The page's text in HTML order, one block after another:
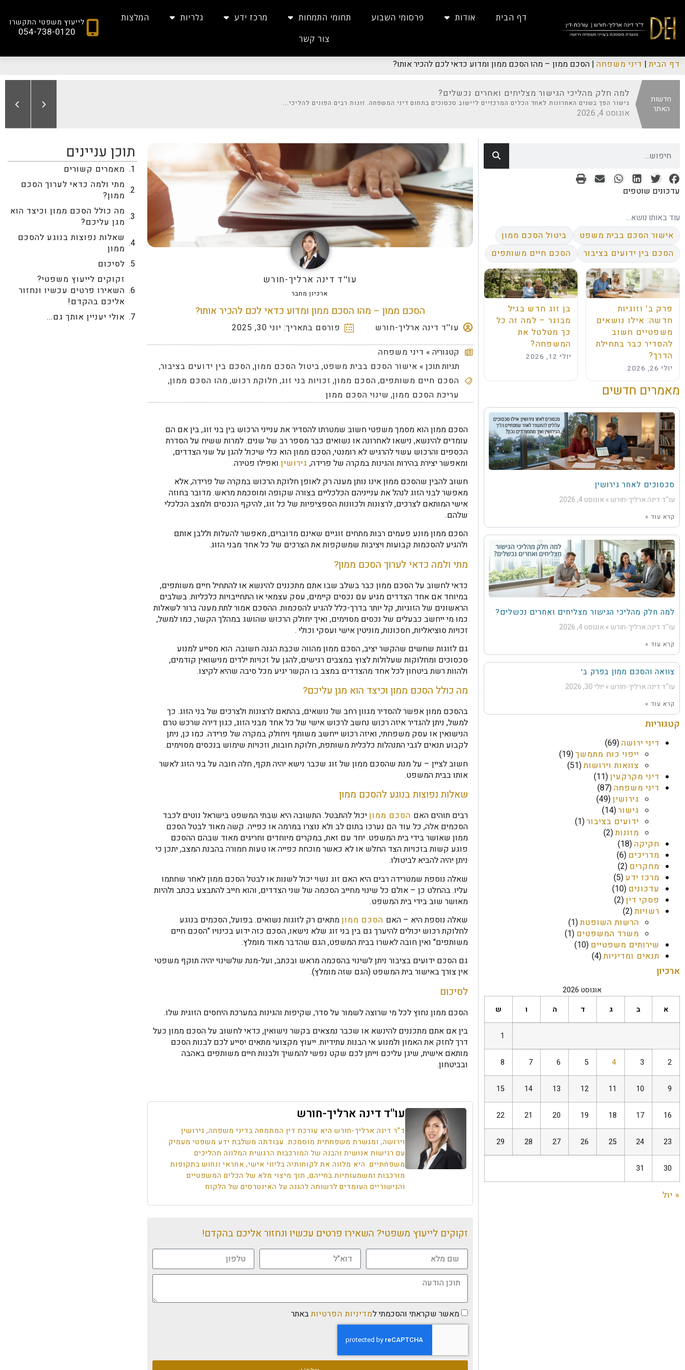
דף הבית אודות פרסומי השבוע תחומי התמחות מרכז ידע גלריות
המלצות
צור קשר
לייעוץ משפטי התקשרו
054-738-0120
דף הבית | דיני משפחה | הסכם ממון – מהו הסכם ממון ומדוע כדאי לכם להכיר אותו?
חדשות
האתר
למה חלק מהליכי הגישור מצליחים ואחרים נכשלים?
גישור הפך בשנים האחרונות לאחד הכלים המרכזיים ליישוב סכסוכים בתחום דיני המשפחה. זוגות רבים הפונים להליכי...
אוגוסט 4, 2026
עדכונים שוטפים
עוד באותו נושא…
אישור הסכם בבית משפט
ביטול הסכם ממון
הסכם בין ידועים בציבור
הסכם חיים משותפים
פרק ב' וזוגיות
חדשה: אילו נושאים
משפטיים חשוב
להסדיר כבר בתחילת
הדרך?
יולי 26, 2026
בן זוג חדש בגיל
מבוגר – למה זה כל
כך מטלטל את
המשפחה?
יולי 12, 2026
מאמרים חדשים
סכסוכים לאחר גירושין
עו''ד דינה ארליך-חורש אוגוסט 4, 2026
קרא עוד »
למה חלק מהליכי הגישור מצליחים ואחרים נכשלים?
עו''ד דינה ארליך-חורש אוגוסט 4, 2026
קרא עוד »
צוואה והסכם ממון בפרק ב׳
עו''ד דינה ארליך-חורש יולי 30, 2026
קרא עוד »
קטגוריות
דיני ירושה(69)
ייפוי כוח מתמשך(19)
צוואות וירושות(51)
דיני מקרקעין(11)
דיני משפחה(87)
גירושין(49)
גישור(14)
ידועים בציבור(1)
מזונות(2)
חקיקה(18)
מדריכים (6)
מחקרים (2)
מרכז ידע (5)
עדכונים (10)
פסקי דין(2)
רשויות(2)
הרשות השופטת(1)
משרד המשפטים (1)
שירותים משפטיים (10)
תנאים ומדיניות(4)
ארכיון
אוגוסט 2026
א
ב ג ד ה ו ש
1
2
3
4
5
6
7
8
9
10
11
12
13
14
15
16
17
18
19
20
21
22
23
24
25
26
27
28
29
30
31
« יול
עו''ד דינה ארליך-חורש
ארכיון מחבר
הסכם ממון – מהו הסכם ממון ומדוע כדאי לכם להכיר אותו?
עו''ד דינה ארליך-חורש פורסם בתאריך: יוני 30, 2025
קטגוריה » דיני משפחה
תגיות תוכן » אישור הסכם בבית משפט, ביטול הסכם ממון, הסכם בין ידועים בציבור,
הסכם חיים משותפים, הסכם ממון, זכויות בני זוג, חלוקת רכוש, מהו הסכם ממון,
עריכת הסכם ממון, שינוי הסכם ממון
הסכם ממון הוא מסמך משפטי חשוב שמטרתו להסדיר את ענייני הרכוש בין בני זוג, בין אם הם
עומדים להינשא, נישאו לאחרונה או נשואים כבר מספר רב של שנים. למרות ששיח על הסדרת
הכספים והרכוש עשוי להרגיש לא רומנטי, הסכם ממון הוא כלי שיכול להגן על שני הצדדים,
ומאפשר יצירת בהירות והגינות במקרה של פרידה, גירושיןואפילו פטירה.
חשוב להבין שהסכם ממון אינו נותן מענה רק לאופן חלוקת הרכוש במקרה של פרידה, אלא
מאפשר לבני הזוג לנהל את ענייניהם הכלכליים בצורה שקופה ומוסכמת מראש. מדובר בחוזה
אישי המותאם לצרכים, לרצונות ולכוונות הספציפיות של כל זוג, להיקף הנכסים ולמצב הכלכלי
שלהם.
הסכם ממון מונע פעמים רבות מתחים זוגיים שאינם מדוברים, מאפשר להעלות וללבן אותם
ולהגיע להסכמות קבועות ויציבות שמשקפות את הצרכים של כל אחד מבני הזוג.
מתי ולמה כדאי לערוך הסכם ממון?
כדאי לחשוב על הסכם ממון כבר בשלב שבו אתם מתכננים להינשא או להתחיל חיים משותפים,
במיוחד אם אחד הצדדים מגיע עם נכסים קיימים, עסק עצמאי או התחייבויות כלכליות. בשלבים
הראשונים של הזוגיות, קל יותר בדרך-כלל להגיע להסכמות. ההסכם אמור לתת מענה ברור לשאלות
כמו מי ייחשב כבעלים של נכסים מסוימים, ואיך יחולק הרכוש שהושג במהלך הקשר, כמו למשל,
זכויות סוציאליות, חסכונות, מוניטין אישי ועסקי וכולי .
גם לזוגות שחשים שהקשר יציב, הסכם ממון מהווה שכבת הגנה חשובה. הוא מסייע למנוע
סכסוכים ומחלוקות שעלולות לצוץ במצבים רגישים, להגן על זכויות ילדים מנישואין קודמים,
ולהוות רשת ביטחון לכל אחד מהצדדים במצב בו הקשר יגיע מכל סיבה שהיא לקיצו.
מה כולל הסכם ממון וכיצד הוא מגן עליכם?
בהסכם ממון אפשר להסדיר מגוון רחב של נושאים, בהתאם לרצונות ולצרכים של בני הזוג. כך
למשל, ניתן להגדיר איזה רכוש נחשב לרכוש אישי של כל אחד מבני הזוג, כגון דירה שרכש טרם
הנישואין או עסק משפחתי, ואיזה רכוש ייחשב משותף ויחולק במקרה של פרידה. כמו כן, ניתן
לקבוע תנאים לגבי התנהלות כלכלית משותפת, חלוקת חובות, וזכויות שימוש בנכסים מסוימים.
חשוב לציין – על מנת שהסכם ממון של זוג שכבר נישא יהיה תקף, חלה חובה על בני הזוג לאשר
אותו בבית המשפט.
שאלות נפוצות בנוגע להסכם ממון
רבים תוהים האם הסכם ממוןיכול להתבטל. התשובה היא שבתי המשפט בישראל נוטים לכבד
הסכמים אלה, כל עוד הם נערכו בתום לב ולא נוצרו במרמה או כפייה. קשה מאוד לבטל הסכם
ממון שאושר בידי בית המשפט. יחד עם זאת, במקרים מיוחדים וחריגים מאוד שבהם ההסכם
פוגע קשות בזכויות הצד החלש או לא כאשר מוכחת כפייה או טעות חמורה בהבנת המצב, יתכן כי
ניתן יהיה להביא לביטולו.
שאלה נוספת שמטרידה רבים היא האם זוג נשוי יכול לשנות או לבטל הסכם ממון לאחר שחתמו
עליו. בהחלט כן – אולם כל שינוי מחייב הסכמה של שני הצדדים, והוא חייב להתבצע בכתב ולהיות
מאושר שוב בידי בית המשפט.
שאלה נוספת היא – האם הסכם ממוןמתאים רק לזוגות נשואים. בפועל, הסכמים בנוגע
לחלוקת רכוש יכולים להיערך גם בין בני זוג שלא נישאו, הסכם כזה ידוע בכינויו "הסכם חיים
משותפים" ואין חובה לאשרו בבית המשפט, הגם שהדבר מאוד מומלץ.
גם הסכם ידועים בציבור ניתן לשינוי בהסכמה מראש ובכתב, ועל-מנת שלשינוי יהיה תוקף משפטי
אין צורך באישור בית המשפט (הגם שזה מומלץ).
לסיכום
הסכם ממון נחוץ לכל מי שרוצה לשמור על סדר, שקיפות והגינות במערכת היחסים הזוגית שלו.
בין אם אתם מתכננים להינשא או שכבר נמצאים בקשר נישואין, כדאי לחשוב על הסכם ממון כעל
דרך לחזק את האמון ולמנוע אי הבנות עתידיות. ייעוץ מקצועי מתאים יסייע לכם לבנות הסכם
מותאם אישית, שיגן עליכם וייתן לכם שקט נפשי להמשיך ולבנות חיים משותפים באהבה
ובביטחון.
עו''ד דינה ארליך-חורש
ד”ר דינה ארליך-חורש היא עורכת דין המתמחה בדיני משפחה, גירושין
וירושה, ומגשרת משפחתית מוסמכת. עבודתה משלבת ידע משפטי מעמיק
עם רגישות אנושית והבנה של המורכבות הרגשית המלווה תהליכים
משפחתיים. היא מלווה את לקוחותיה בליווי אישי, אחראי ונחוש בתקופות
מורכבות ומשמעותיות בחייהם, תוך מיצוי מלא של הכלים המשפטיים
והגישוריים העומדים לרשותה להגנה על האינטרסים של הלקוח
זקוקים לייעוץ משפטי? השאירו פרטים עכשיו ונחזור אליכם בהקדם!
מאשר שקראתי והסכמתי למדיניות הפרטיותבאתר
תוכן עניינים
מאמרים קשורים
מתי ולמה כדאי לערוך הסכם
ממון?
מה כולל הסכם ממון וכיצד הוא
מגן עליכם?
שאלות נפוצות בנוגע להסכם
ממון
לסיכום
זקוקים לייעוץ משפטי?
השאירו פרטים עכשיו ונחזור
אליכם בהקדם!
אולי יעניין אותך גם...